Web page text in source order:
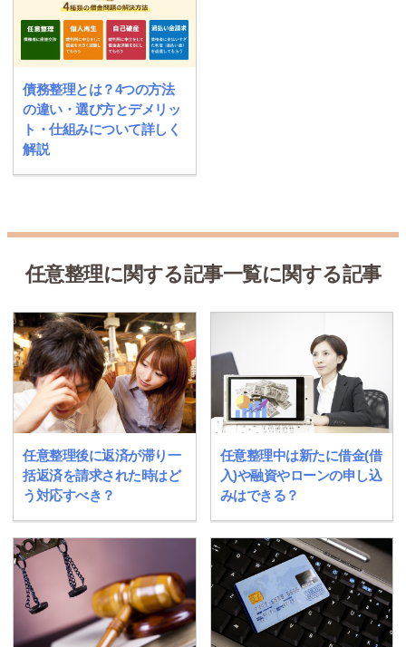
債務整理とは？4つの方法
の違い・選び方とデメリッ
ト・仕組みについて詳しく
解説
任意整理に関する記事一覧に関する記事
任意整理後に返済が滞り一
括返済を請求された時はど
う対応すべき？
任意整理中は新たに借金(借
入)や融資やローンの申し込
みはできる？